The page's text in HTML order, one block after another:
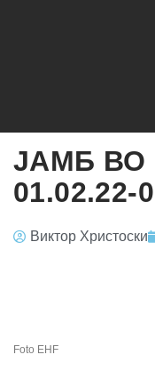
ЈАМБ ВО
01.02.22-
Виктор Христоски
Foto EHF